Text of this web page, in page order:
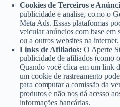
Cookies de Terceiros e
publicidade e análise, como o
Meta Ads. Essas plataformas
veicular anúncios com base em
ou a outros websites na internet.
Links de Afiliados: O Aperte
publicidade de afiliados (como
Quando você clica em um link
um cookie de rastreamento
para computar a comissão da
produtos e não nos dá acesso
informações bancárias.